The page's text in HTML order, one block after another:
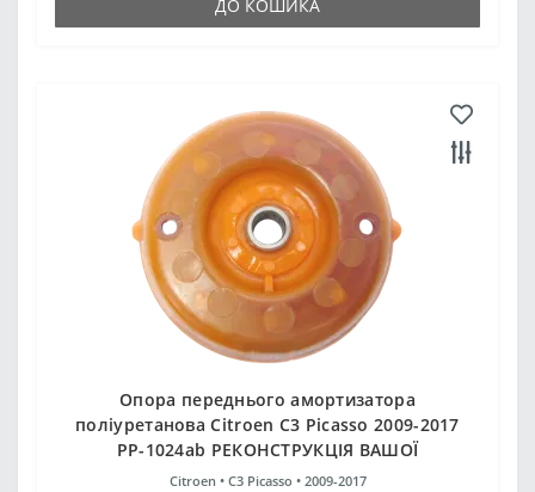
ДО КОШИКА
Опора переднього амортизатора
поліуретанова Citroen C3 Picasso 2009-2017
PP-1024ab РЕКОНСТРУКЦІЯ ВАШОЇ
Citroen • C3 Picasso • 2009-2017